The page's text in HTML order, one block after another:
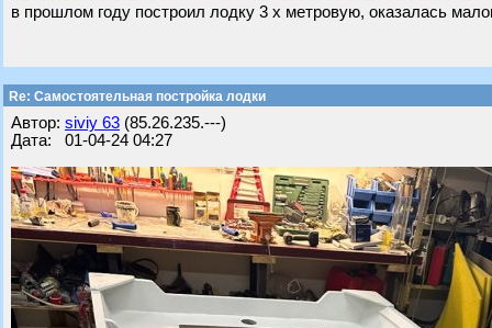
в прошлом году построил лодку 3 х метровую, оказалась
Re: Самостоятельная постройка лодки
Автор: siviy 63 (85.26.235.---)
Дата: 01-04-24 04:27